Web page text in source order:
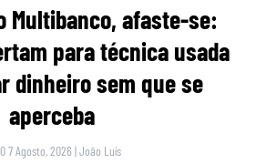
Multibanco, afaste-se:
para técnica usada
dinheiro sem que se
aperceba
7 Agosto, 2026 |João Luís